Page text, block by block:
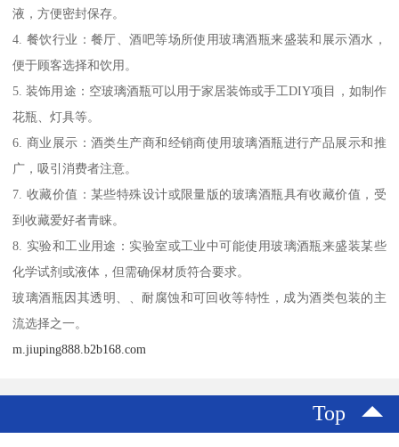
液，方便密封保存。
4. 餐饮行业：餐厅、酒吧等场所使用玻璃酒瓶来盛装和展示酒水，
便于顾客选择和饮用。
5. 装饰用途：空玻璃酒瓶可以用于家居装饰或手工DIY项目，如制作
花瓶、灯具等。
6. 商业展示：酒类生产商和经销商使用玻璃酒瓶进行产品展示和推
广，吸引消费者注意。
7. 收藏价值：某些特殊设计或限量版的玻璃酒瓶具有收藏价值，受
到收藏爱好者青睐。
8. 实验和工业用途：实验室或工业中可能使用玻璃酒瓶来盛装某些
化学试剂或液体，但需确保材质符合要求。
玻璃酒瓶因其透明、、耐腐蚀和可回收等特性，成为酒类包装的主
流选择之一。
m.jiuping888.b2b168.com
Top